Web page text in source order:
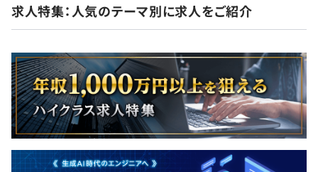
求人特集：人気のテーマ別に求人をご紹介